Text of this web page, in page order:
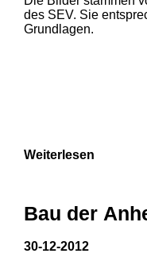
des SEV. Sie
Grundlagen.
Weiterlesen
Bau der
30-12-2012